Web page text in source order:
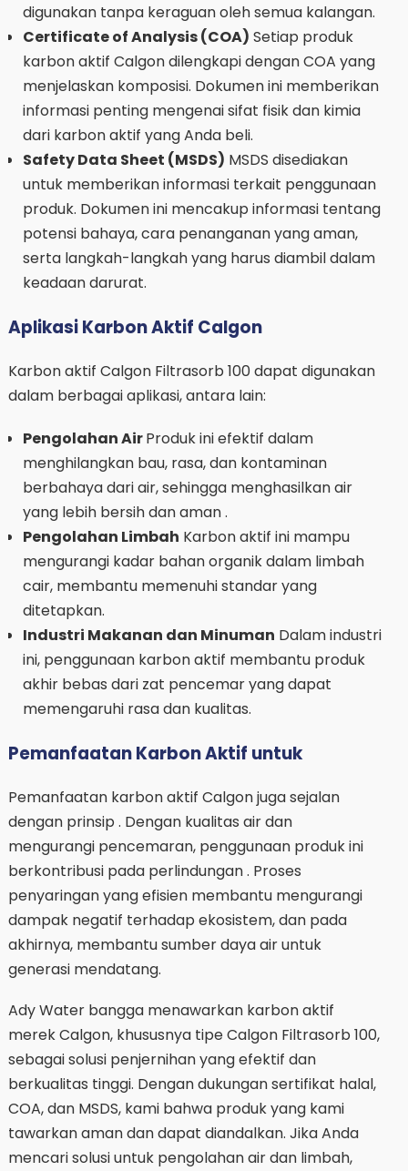
digunakan tanpa keraguan oleh semua kalangan.
Certificate of Analysis (COA) Setiap produk
karbon aktif Calgon dilengkapi dengan COA yang
menjelaskan komposisi. Dokumen ini memberikan
informasi penting mengenai sifat fisik dan kimia
dari karbon aktif yang Anda beli.
Safety Data Sheet (MSDS) MSDS disediakan
untuk memberikan informasi terkait penggunaan
produk. Dokumen ini mencakup informasi tentang
potensi bahaya, cara penanganan yang aman,
serta langkah-langkah yang harus diambil dalam
keadaan darurat.
Aplikasi Karbon Aktif Calgon
Karbon aktif Calgon Filtrasorb 100 dapat digunakan
dalam berbagai aplikasi, antara lain:
Pengolahan AirProduk ini efektif dalam
menghilangkan bau, rasa, dan kontaminan
berbahaya dari air, sehingga menghasilkan air
yang lebih bersih dan aman .
Pengolahan Limbah Karbon aktif ini mampu
mengurangi kadar bahan organik dalam limbah
cair, membantu memenuhi standar yang
ditetapkan.
Industri Makanan dan Minuman Dalam industri
ini, penggunaan karbon aktif membantu produk
akhir bebas dari zat pencemar yang dapat
memengaruhi rasa dan kualitas.
Pemanfaatan Karbon Aktif untuk
Pemanfaatan karbon aktif Calgon juga sejalan
dengan prinsip . Dengan kualitas air dan
mengurangi pencemaran, penggunaan produk ini
berkontribusi pada perlindungan . Proses
penyaringan yang efisien membantu mengurangi
dampak negatif terhadap ekosistem, dan pada
akhirnya, membantu sumber daya air untuk
generasi mendatang.
Ady Water bangga menawarkan karbon aktif
merek Calgon, khususnya tipe Calgon Filtrasorb 100,
sebagai solusi penjernihan yang efektif dan
berkualitas tinggi. Dengan dukungan sertifikat halal,
COA, dan MSDS, kami bahwa produk yang kami
tawarkan aman dan dapat diandalkan. Jika Anda
mencari solusi untuk pengolahan air dan limbah,